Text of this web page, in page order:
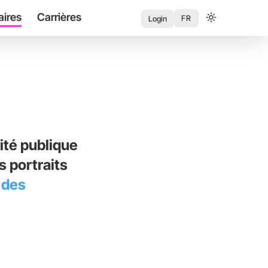
Carrières
User
Login FR
publique
portraits